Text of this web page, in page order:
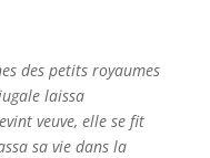
des petits royaumes
laissa
veuve, elle se fit
sa vie dans la